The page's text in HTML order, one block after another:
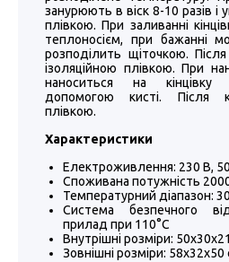
занурюють в віск 8-10 разів і
плівкою. При заливанні
теплоносієм, при бажанні
розподілить щіточкою. Після
ізоляційною плівкою. При
наноситься на кінцівку
допомогою кисті. Після
плівкою.
Характеристики
Електроживлення: 230 В,
Споживана потужність
Температурний діапазон:
Система безпечного
прилад при 110°C
Внутрішні розміри:
Зовнішні розміри: 58x32x50